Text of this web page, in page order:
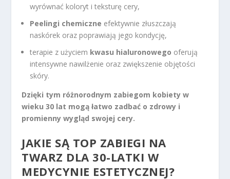
wyrównać koloryt i teksturę cery,
Peelingi chemiczne efektywnie złuszczają
naskórek oraz poprawiają jego kondycję,
terapie z użyciem kwasu hialuronowego oferują
intensywne nawilżenie oraz zwiększenie objętości
skóry.
Dzięki tym różnorodnym zabiegom kobiety w
wieku 30 lat mogą łatwo zadbać o zdrowy i
promienny wygląd swojej cery.
JAKIE SĄ TOP ZABIEGI NA
TWARZ DLA 30-LATKI W
MEDYCYNIE ESTETYCZNEJ?